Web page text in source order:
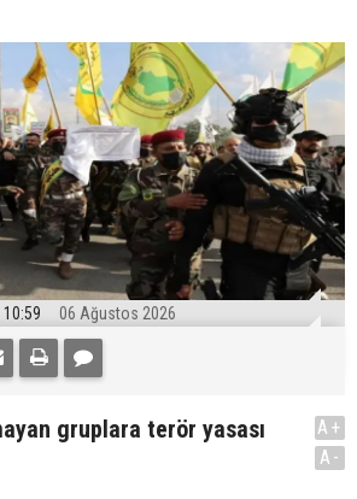
10:59 06 Ağustos 2026
gruplara terör yasası
A+
A-